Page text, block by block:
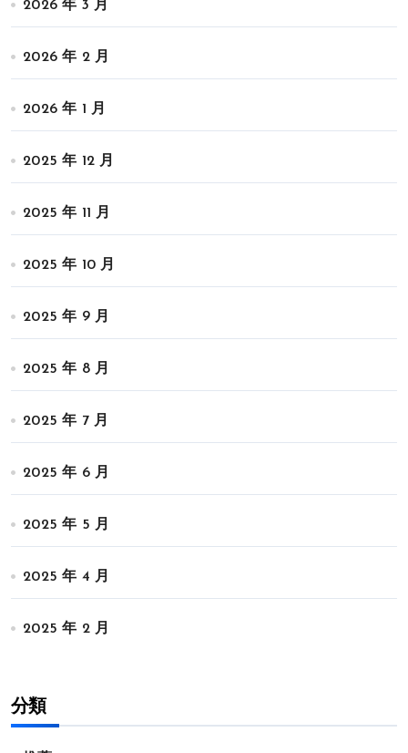
2026 年 3 月
2026 年 2 月
2026 年 1 月
2025 年 12 月
2025 年 11 月
2025 年 10 月
2025 年 9 月
2025 年 8 月
2025 年 7 月
2025 年 6 月
2025 年 5 月
2025 年 4 月
2025 年 2 月
分類